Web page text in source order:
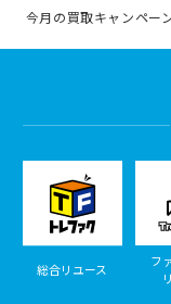
今月の買取キャンペー
総合リユース
フ